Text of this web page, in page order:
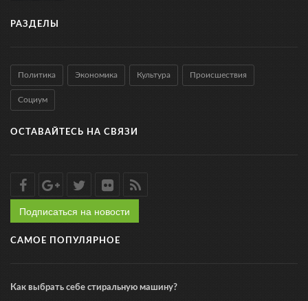
РАЗДЕЛЫ
Политика Экономика Культура Происшествия
Социум
ОСТАВАЙТЕСЬ НА СВЯЗИ
Подписаться на новости
САМОЕ ПОПУЛЯРНОЕ
Как выбрать себе стиральную машину?